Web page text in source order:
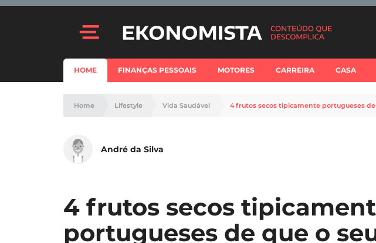
HOME FINANÇAS PESSOAIS MOTORES CARREIRA CASA
Home Lifestyle Vida Saudável 4 frutos secos tipicamente portugueses
André da Silva
4 frutos secos
portugueses de que o